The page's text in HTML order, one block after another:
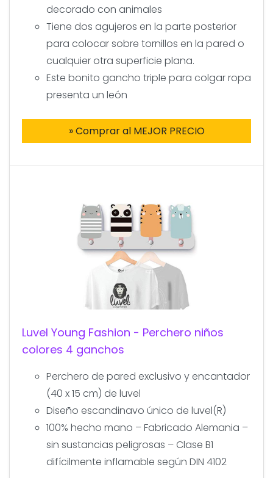
decorado con animales
Tiene dos agujeros en la parte posterior
para colocar sobre tornillos en la pared o
cualquier otra superficie plana.
Este bonito gancho triple para colgar ropa
presenta un león
» Comprar al MEJOR PRECIO
Luvel Young Fashion - Perchero niños
colores 4 ganchos
Perchero de pared exclusivo y encantador
(40 x 15 cm) de luvel
Diseño escandinavo único de luvel(R)
100% hecho mano – Fabricado Alemania –
sin sustancias peligrosas – Clase B1
difícilmente inflamable según DIN 4102